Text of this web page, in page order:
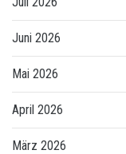
Juni 2026
Mai 2026
April 2026
März 2026